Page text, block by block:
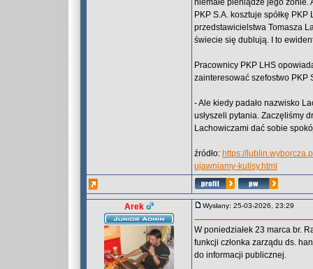
niemałe pieniądze jego
PKP S.A. kosztuje spółkę
przedstawicielstwa Tomasza
świecie się dublują. I to
Pracownicy PKP LHS
zainteresować szefostwo PKP
- Ale kiedy padało nazwisko
usłyszeli pytania. Zaczęliśmy
Lachowiczami dać sobie
źródło: https://
ujawniamy-kulisy.html
Arek Wysłany: 25-03-2026, 23:29
W poniedziałek 23 marca br.
funkcji członka zarządu ds.
do informacji publicznej.